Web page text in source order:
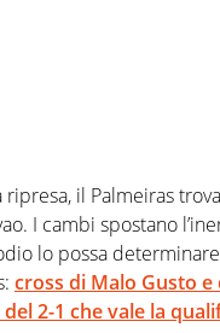
ripresa, il Palmeiras
I cambi spostano
lo possa
cross di Malo Gusto
del 2-1 che vale la